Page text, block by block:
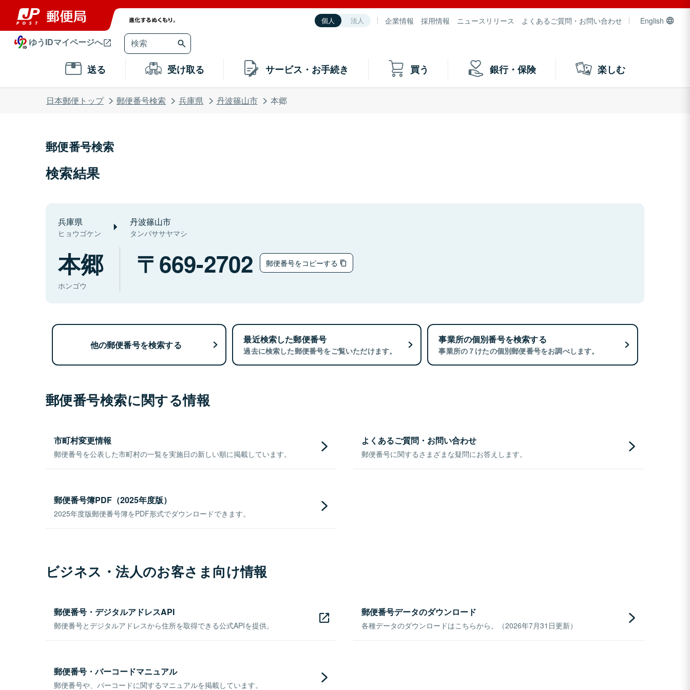
個人 法人 企業情報 採用情報 ニュースリリース よくあるご質問・お問い合わせ English
ゆうIDマイページへ
送る 受け取る サービス・お手続き 買う 銀行・保険 楽しむ
日本郵便トップ 郵便番号検索 兵庫県 丹波篠山市 本郷
郵便番号検索
検索結果
兵庫県
ヒョウゴケン
丹波篠山市
タンバササヤマシ
本郷
ホンゴウ
669-2702 郵便番号をコピーする
他の郵便番号を検索する 最近検索した郵便番号
過去に検索した郵便番号をご覧いただけます。
事業所の個別番号を検索する
事業所の７けたの個別郵便番号をお調べします。
郵便番号検索に関する情報
市町村変更情報
郵便番号を公表した市町村の一覧を実施日の新しい順に掲載しています。
よくあるご質問・お問い合わせ
郵便番号に関するさまざまな疑問にお答えします。
郵便番号簿PDF（2025年度版）
2025年度版郵便番号簿をPDF形式でダウンロードできます。
ビジネス・法人のお客さま向け情報
郵便番号・デジタルアドレスAPI
郵便番号とデジタルアドレスから住所を取得できる公式APIを提供。
郵便番号データのダウンロード
各種データのダウンロードはこちらから。（2026年7月31日更新）
郵便番号・バーコードマニュアル
郵便番号や、バーコードに関するマニュアルを掲載しています。